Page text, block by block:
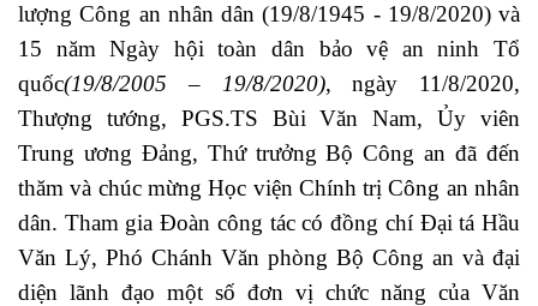
lượng Công an nhân dân (19/8/1945 - 19/8/2020) và
15 năm Ngày hội toàn dân bảo vệ an ninh Tổ
quốc(19/8/2005 – 19/8/2020), ngày 11/8/2020,
Thượng tướng, PGS.TS Bùi Văn Nam, Ủy viên
Trung ương Đảng, Thứ trưởng Bộ Công an đã đến
thăm và chúc mừng Học viện Chính trị Công an nhân
dân. Tham gia Đoàn công tác có đồng chí Đại tá Hầu
Văn Lý, Phó Chánh Văn phòng Bộ Công an và đại
diện lãnh đạo một số đơn vị chức năng của Văn